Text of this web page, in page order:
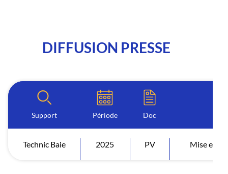
DIFFUSION PRESSE
Support Période Doc
Technic Baie 2025 PV Mise en